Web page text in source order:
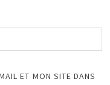
ET MON SITE DANS